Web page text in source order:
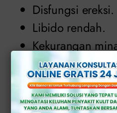
Disfungsi ereksi.
Libido rendah.
Kekurangan
Ejakulasi dini
Percaya diri
Kurangnya